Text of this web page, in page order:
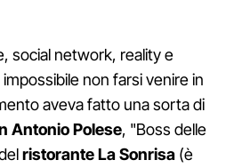
social network, reality e
non farsi venire in
aveva fatto una sorta di
Antonio Polese, "Boss delle
ristorante La Sonrisa (è